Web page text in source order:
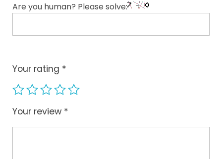
Are you human? Please solve:
Your rating *
Your review *